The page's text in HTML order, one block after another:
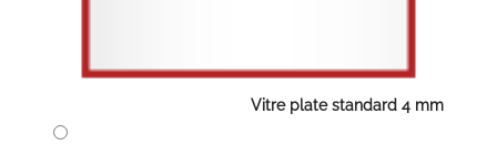
Vitre plate standard 4 mm